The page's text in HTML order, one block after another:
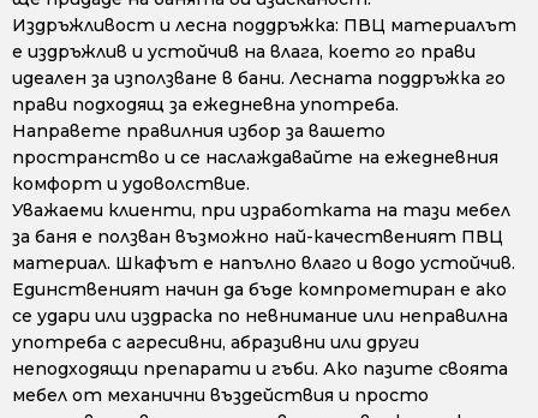
Издръжливост и лесна поддръжка: ПВЦ материалът
е издръжлив и устойчив на влага, което го прави
идеален за използване в бани. Лесната поддръжка го
прави подходящ за ежедневна употреба.
Направете правилния избор за вашето
пространство и се наслаждавайте на ежедневния
комфорт и удоволствие.
Уважаеми клиенти, при изработката на тази мебел
за баня е ползван възможно най-качественият ПВЦ
материал. Шкафът е напълно влаго и водо устойчив.
Единственият начин да бъде компрометиран е ако
се удари или издраска по невнимание или неправилна
употреба с агресивни, абразивни или други
неподходящи препарати и гъби. Ако пазите своята
мебел от механични въздействия и просто